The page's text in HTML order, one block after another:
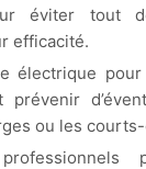
éviter tout
efficacité.
électrique
prévenir
ou les